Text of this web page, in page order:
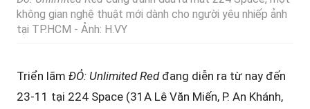
không gian nghệ thuật mới dành cho người yêu nhiếp ảnh
tại TP.HCM - Ảnh: H.VY
Triển lãm ĐỎ: Unlimited Redđang diễn ra từ nay đến
23-11 tại 224 Space (31A Lê Văn Miến, P. An Khánh,